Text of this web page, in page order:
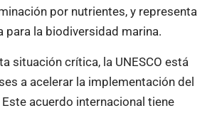
por nutrientes, y representa
para la biodiversidad marina.
situación crítica, la UNESCO está
a acelerar la implementación del
acuerdo internacional tiene